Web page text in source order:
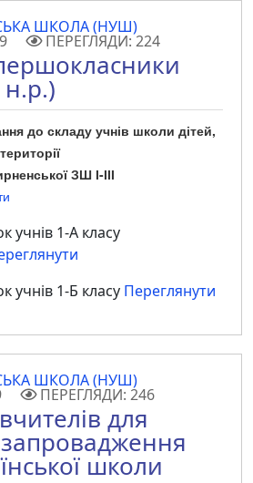
ШКОЛА (НУШ)
ПЕРЕГЛЯДИ: 224
до складу учнів школи дітей,
ЗШ І-ІІІ
учнів 1-А класу
учнів 1-Б класу Переглянути
ШКОЛА (НУШ)
ПЕРЕГЛЯДИ: 246
для
школи